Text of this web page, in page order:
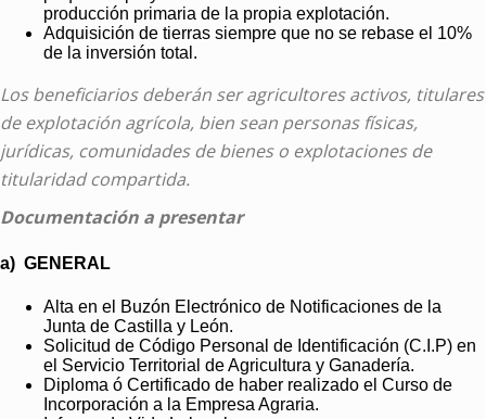
producción primaria de la propia explotación.
Adquisición de tierras siempre que no se rebase el 10%
de la inversión total.
Los beneficiarios deberán ser agricultores activos, titulares
de explotación agrícola, bien sean personas físicas,
jurídicas, comunidades de bienes o explotaciones de
titularidad compartida.
Documentación a presentar
a) GENERAL
Alta en el Buzón Electrónico de Notificaciones de la
Junta de Castilla y León.
Solicitud de Código Personal de Identificación (C.I.P) en
el Servicio Territorial de Agricultura y Ganadería.
Diploma ó Certificado de haber realizado el Curso de
Incorporación a la Empresa Agraria.